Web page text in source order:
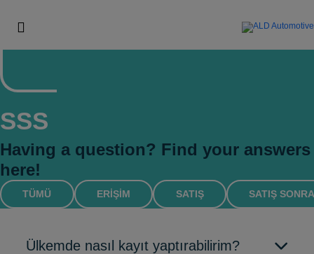
SSS
Having a question? Find your answers
here!
TÜMÜ ERIŞIM SATIŞ SATIŞ
Ülkemde nasıl kayıt yaptırabilirim?